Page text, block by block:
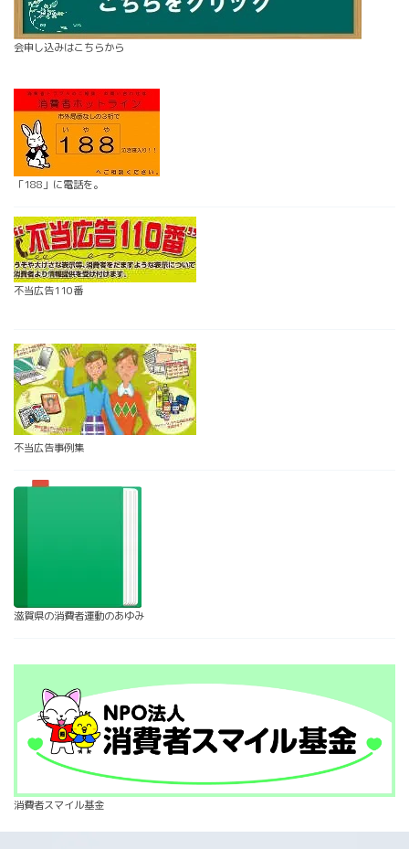
会申し込みはこちらから
「188」に電話を。
不当広告110番
不当広告事例集
滋賀県の消費者運動のあゆみ
消費者スマイル基金